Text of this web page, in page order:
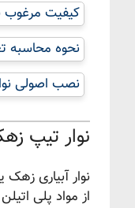
کیفیت مرغوب
نحوه محاسبه
نصب اصولی
نوار تیپ
نوار آبیاری